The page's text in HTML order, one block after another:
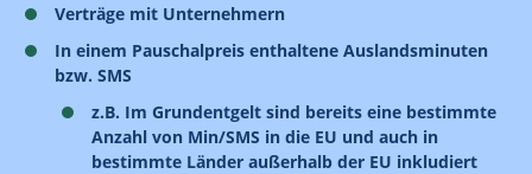
Verträge mit Unternehmern
In einem Pauschalpreis enthaltene Auslandsminuten
bzw. SMS
z.B. Im Grundentgelt sind bereits eine bestimmte
Anzahl von Min/SMS in die EU und auch in
bestimmte Länder außerhalb der EU inkludiert